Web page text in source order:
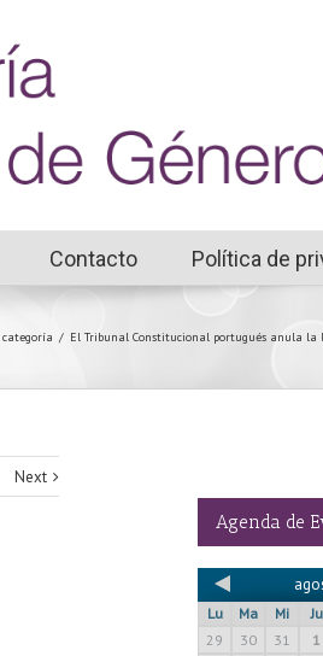
Contacto Política de
categoría / El Tribunal Constitucional portugués anula la
Next
Agenda de
Lu Ma Mi Ju
29
30 31 1